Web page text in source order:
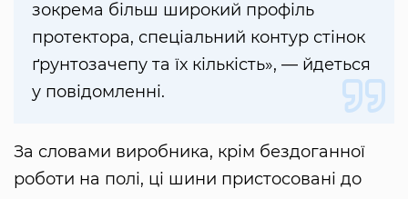
зокрема більш широкий профіль
протектора, спеціальний контур стінок
ґрунтозачепу та їх кількість», — йдеться
у повідомленні.
За словами виробника, крім бездоганної
роботи на полі, ці шини пристосовані до